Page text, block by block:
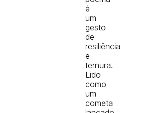
é
um
gesto
de
resiliência
e
ternura.
Lido
como
um
cometa